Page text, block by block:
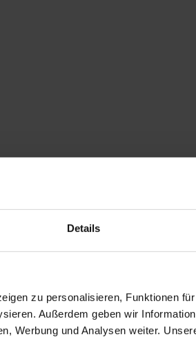
Details
zu personalisieren, Funktionen
Außerdem geben wir
Werbung und Analysen weiter.